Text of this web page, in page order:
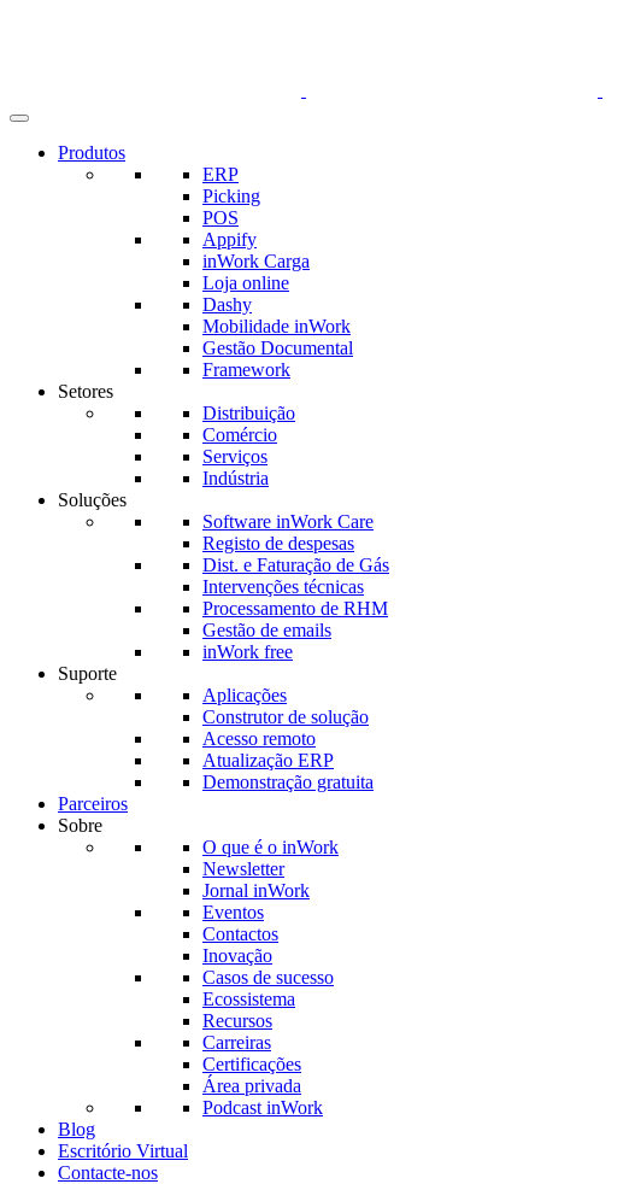
Produtos
ERP
Picking
POS
Appify
inWork Carga
Loja online
Dashy
Mobilidade inWork
Gestão Documental
Framework
Setores
Distribuição
Comércio
Serviços
Indústria
Soluções
Software inWork Care
Registo de despesas
Dist. e Faturação de Gás
Intervenções técnicas
Processamento de RHM
Gestão de emails
inWork free
Suporte
Aplicações
Construtor de solução
Acesso remoto
Atualização ERP
Demonstração gratuita
Parceiros
Sobre
O que é o inWork
Newsletter
Jornal inWork
Eventos
Contactos
Inovação
Casos de sucesso
Ecossistema
Recursos
Carreiras
Certificações
Área privada
Podcast inWork
Blog
Escritório Virtual
Contacte-nos